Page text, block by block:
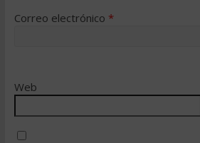
Correo electrónico *
Web